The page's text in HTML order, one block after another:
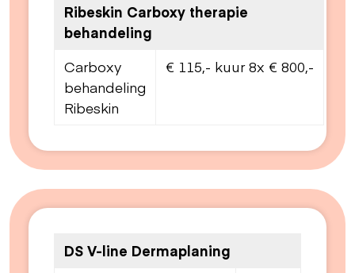
Ribeskin Carboxy therapie
behandeling
Carboxy
behandeling
Ribeskin
€ 115,- kuur 8x € 800,-
DS V-line Dermaplaning